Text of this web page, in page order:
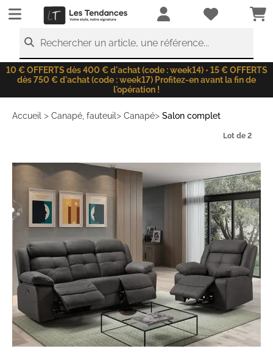
LesTendances.fr
Rechercher un article, une référence...
10 € OFFERTS dès 400 € d'achat (code : week14) • 15 € OFFERTS
dès 750 € d'achat (code : week17) Profitez-en avant la fin de
l'opération !
Accueil > Canapé, fauteuil > Canapé> Salon complet
Lot de 2